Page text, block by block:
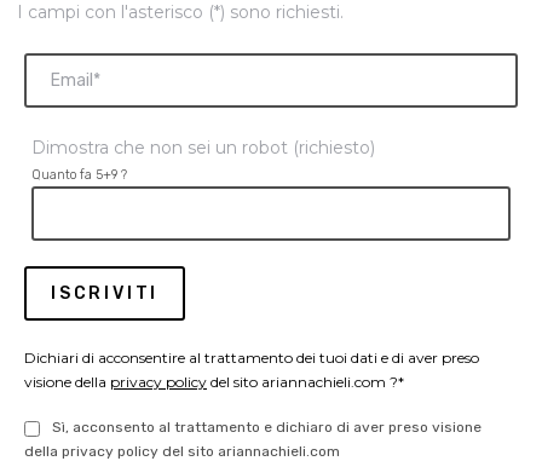
I campi con l'asterisco (*) sono richiesti.
Dimostra che non sei un robot (richiesto)
Quanto fa 5+9 ?
Dichiari di acconsentire al trattamento dei tuoi dati e di aver preso
visione della privacy policy del sito ariannachieli.com ?*
Sì, acconsento al trattamento e dichiaro di aver preso visione
della privacy policy del sito ariannachieli.com